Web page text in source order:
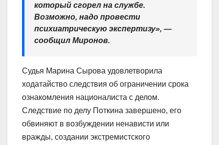
который сгорел на службе.
Возможно, надо провести
психиатрическую экспертизу», —
сообщил Миронов.
Судья Марина Сырова удовлетворила
ходатайство следствия об ограничении срока
ознакомления националиста с делом.
Следствие по делу Поткина завершено, его
обвиняют в возбуждении ненависти или
вражды, создании экстремистского